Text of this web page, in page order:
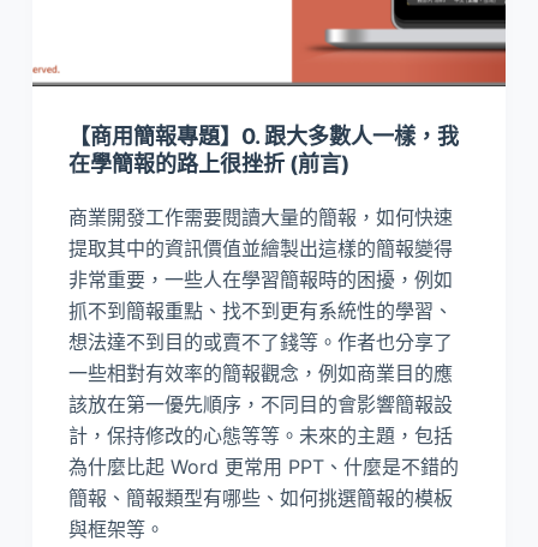
【商用簡報專題】0. 跟大多數人一樣，我
在學簡報的路上很挫折 (前言)
商業開發工作需要閱讀大量的簡報，如何快速
提取其中的資訊價值並繪製出這樣的簡報變得
非常重要，一些人在學習簡報時的困擾，例如
抓不到簡報重點、找不到更有系統性的學習、
想法達不到目的或賣不了錢等。作者也分享了
一些相對有效率的簡報觀念，例如商業目的應
該放在第一優先順序，不同目的會影響簡報設
計，保持修改的心態等等。未來的主題，包括
為什麼比起 Word 更常用 PPT、什麼是不錯的
簡報、簡報類型有哪些、如何挑選簡報的模板
與框架等。